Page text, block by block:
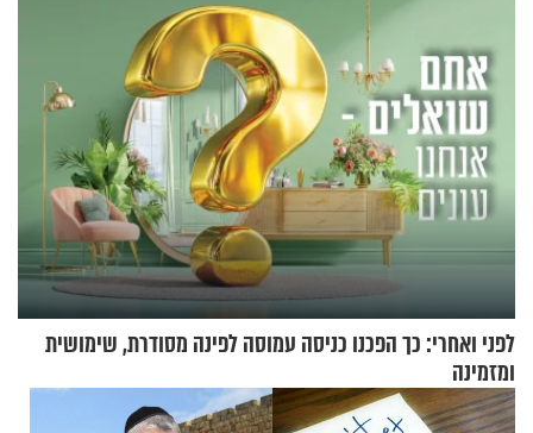
לפני ואחרי: כך הפכנו כניסה עמוסה לפינה מסודרת, שימושית
ומזמינה